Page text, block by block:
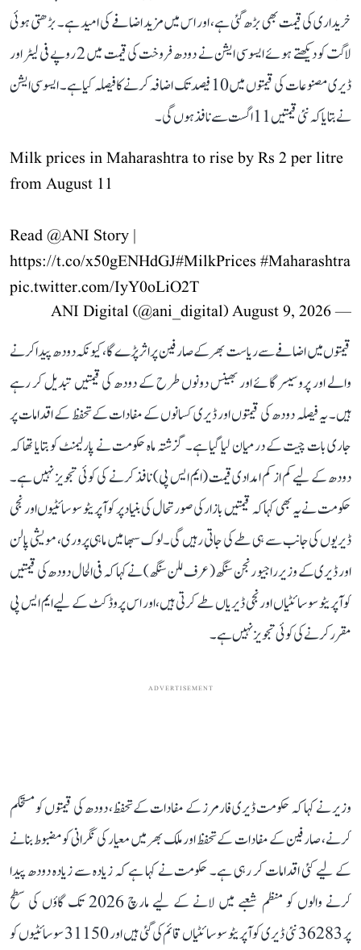
خریداری کی قیمت بھی بڑھ گئی ہے، اور اس میں مزید اضافے کی امید ہے۔ بڑھتی ہوئی
لاگت کو دیکھتے ہوئے ایسوسی ایشن نے دودھ فروخت کی قیمت میں 2 روپے فی لیٹر اور
ڈیری مصنوعات کی قیمتوں میں 10 فیصد تک اضافہ کرنے کا فیصلہ کیا ہے۔ ایسوسی ایشن
نے بتایا کہ نئی قیمتیں 11 اگست سے نافذ ہوں گی۔
Milk prices in Maharashtra to rise by Rs 2 per litre
from August 11
Read @ANI Story |
https://t.co/x50gENHdGJ#MilkPrices #Maharashtra
pic.twitter.com/IyY0oLiO2T
— ANI Digital (@ani_digital)
August 9, 2026
قیمتوں میں اضافے سے ریاست بھر کے صارفین پر اثر پڑے گا، کیونکہ دودھ پیدا کرنے
والے اور پروسیسر گائے اور بھینس دونوں طرح کے دودھ کی قیمتیں تبدیل کر رہے
ہیں۔ یہ فیصلہ دودھ کی قیمتوں اور ڈیری کسانوں کے مفادات کے تحفظ کے اقدامات پر
جاری بات چیت کے درمیان لیا گیا ہے۔ گزشتہ ماہ حکومت نے پارلیمنٹ کو بتایا تھا کہ
دودھ کے لیے کم از کم امدادی قیمت (ایم ایس پی) نافذ کرنے کی کوئی تجویز نہیں ہے۔
حکومت نے یہ بھی کہا کہ قیمتیں بازار کی صورتحال کی بنیاد پر کوآپریٹو سوسائٹیوں اور نجی
ڈیریوں کی جانب سے ہی طے کی جاتی رہیں گی۔ لوک سبھا میں ماہی پروری، مویشی پالن
اور ڈیری کے وزیر راجیو رنجن سنگھ (عرف للن سنگھ) نے کہا کہ فی الحال دودھ کی قیمتیں
کوآپریٹو سوسائٹیاں اور نجی ڈیریاں طے کرتی ہیں، اور اس پروڈکٹ کے لیے ایم ایس پی
مقرر کرنے کی کوئی تجویز نہیں ہے۔
ADVERTISEMENT
وزیر نے کہا کہ حکومت ڈیری فارمرز کے مفادات کے تحفظ، دودھ کی قیمتوں کو مستحکم
کرنے، صارفین کے مفادات کے تحفظ اور ملک بھر میں معیار کی نگرانی کو مضبوط بنانے
کے لیے کئی اقدامات کر رہی ہے۔ حکومت نے کہا ہے کہ زیادہ سے زیادہ دودھ پیدا
کرنے والوں کو منظم شعبے میں لانے کے لیے مارچ 2026 تک گاؤں کی سطح
پر 36283 نئی ڈیری کوآپریٹو سوسائٹیاں قائم کی گئی ہیں اور 31150 سوسائٹیوں کو